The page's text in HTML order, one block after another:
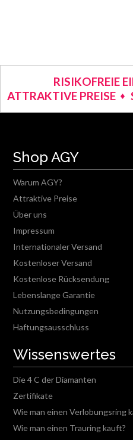
RISIKOFREIE
ATTRAKTIVE PREISE
Shop AGY
Warum AGY?
Attraktive Preise
Über uns
Impressum
Internationaler Versand
Kostenloser Versand
Kostenlose Rücksendung
Lebenslange Garantie
Nutzungsbedingungen
Haftungsausschluss
Wissenswertes
Die 4 C der Diamanten
Zertifikate
Wie man einen Verlobungsring
Wie man einen Trauring kauft?